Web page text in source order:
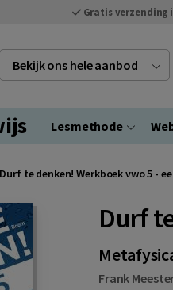
Gratis verzending
Bekijk ons hele aanbod
Lesmethode
Durf te denken! Werkboek vwo 5 -
Durf
Frank